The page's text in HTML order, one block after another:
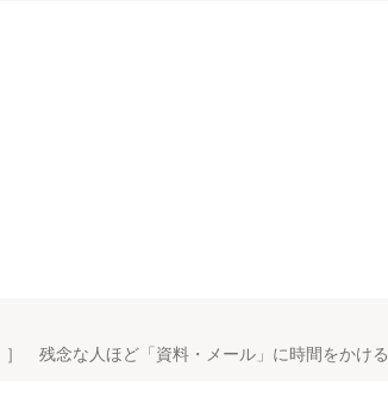
］ 残念な人ほど「資料・メール」に時間をかける